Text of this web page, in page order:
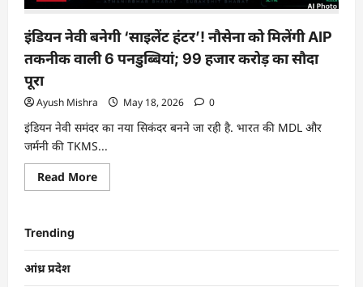
इंडियन नेवी बनेगी ‘साइलेंट हंटर’! नौसेना को मिलेंगी AIP
तकनीक वाली 6 पनडुब्बियां; 99 हजार करोड़ का सौदा
पूरा
Ayush Mishra May 18, 2026 0
इंडियन नेवी समंदर का नया सिकंदर बनने जा रही है. भारत की MDL और
जर्मनी की TKMS...
Read More
Trending
आंध्र प्रदेश